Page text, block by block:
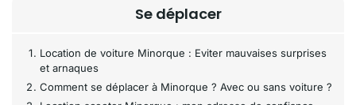
Se déplacer
Location de voiture Minorque : Eviter mauvaises surprises
et arnaques
Comment se déplacer à Minorque ? Avec ou sans voiture ?